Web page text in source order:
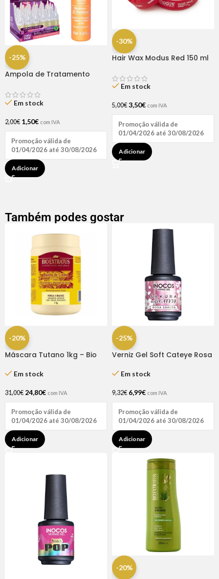
-25%
Ampola de Tratamento
Hair (1 UNIDADE)
Em stock
2,00€ 1,50€ com IVA
Promoção válida de
01/04/2026 até 30/08/2026
Adicionar
-30%
Hair Wax Modus Red 150 ml
Em stock
5,00€ 3,50€ com IVA
Promoção válida de
01/04/2026 até 30/08/2026
Adicionar
Também podes gostar
-20%
Máscara Tutano 1kg – Bio
Em stock
31,00€ 24,80€ com IVA
Promoção válida de
01/04/2026 até 30/08/2026
Adicionar
-25%
Verniz Gel Soft Cateye Rosa
Em stock
9,32€ 6,99€ com IVA
Promoção válida de
01/04/2026 até 30/08/2026
Adicionar
-20%